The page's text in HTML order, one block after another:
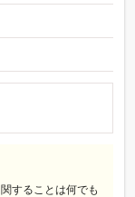
することは何でも